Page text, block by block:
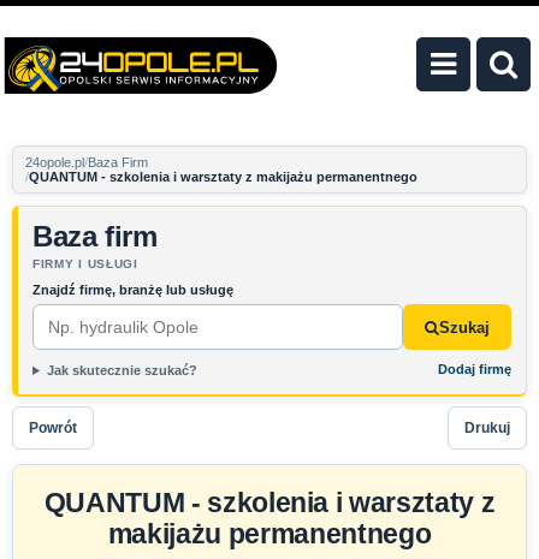
24opole.pl Baza Firm
QUANTUM - szkolenia i warsztaty z makijażu permanentnego
Baza firm
FIRMY I USŁUGI
Znajdź firmę, branżę lub usługę
Szukaj
Jak skutecznie szukać? Dodaj firmę
Powrót Drukuj
QUANTUM - szkolenia i warsztaty z
makijażu permanentnego